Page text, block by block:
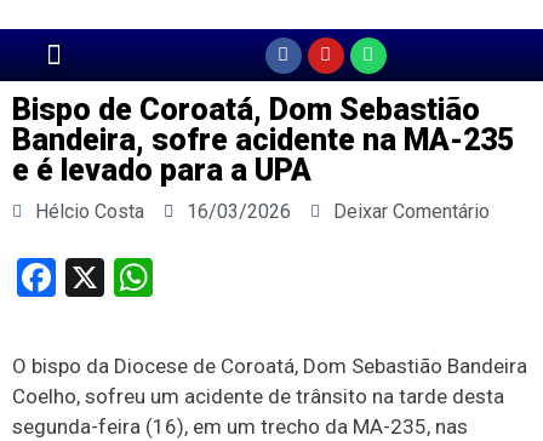
Bispo de Coroatá, Dom Sebastião
Bandeira, sofre acidente na MA-235
e é levado para a UPA
Hélcio Costa 16/03/2026 Deixar Comentário
Facebook
X
O bispo da Diocese de Coroatá, Dom Sebastião Bandeira
Coelho, sofreu um acidente de trânsito na tarde desta
segunda-feira (16), em um trecho da MA-235, nas